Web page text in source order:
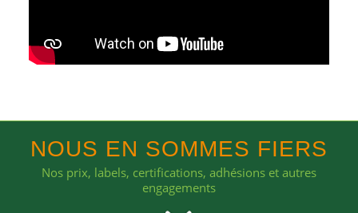
NOUS EN SOMMES FIERS
Nos prix, labels, certifications, adhésions et autres
engagements